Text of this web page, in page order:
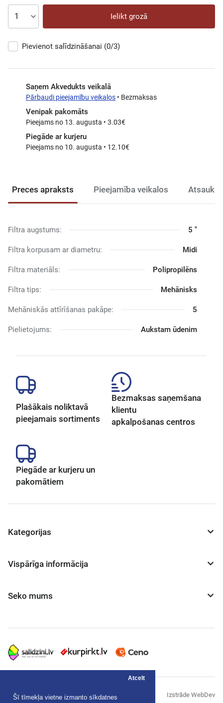
Šī tīmekļa vietne izmanto sīkdatnes
Atcelt
Preces apraksts Pieejamība veikalos
Filtra augstums: 5 "
Filtra korpusam ar diametru: Midi
Filtra materiāls: Polipropilēns
Filtra tips: Mehānisks
Mehāniskās attīrīšanas pakāpe: 5
Pielietojums: Aukstam ūdenim
Ielikt grozā
Pievienot salīdzināšanai (0/3)
Saņem Akvedukts veikalā
Pārbaudi pieejamību veikalos • Bezmaksas
Venipak pakomāts
Pieejams no 13. augusta • 3.03€
Piegāde ar kurjeru
Pieejams no 10. augusta • 12.10€
Plašākais noliktavā
pieejamais sortiments
Bezmaksas saņemšana
klientu
apkalpošanas centros
Piegāde ar kurjeru un
pakomātiem
Kategorijas
Vispārīga informācija
Seko mums
© "AS Akvedukts" 2026 Izstrāde WebDev